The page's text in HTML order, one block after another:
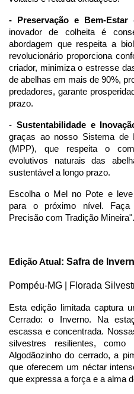
- Preservação e Bem-Estar
inovador de colheita é
abordagem que respeita a
revolucionário proporciona
criador, minimiza o estresse
de abelhas em mais de 90%,
predadores, garante
prazo.
- Sustentabilidade e
graças ao nosso Sistema de
(MPP), que respeita o
evolutivos naturais das
sustentável a longo prazo.
Escolha o Mel no Pote e
para o próximo nível. Faça
Precisão com Tradição Mineira".
Edição Atual : Safra de
Pompéu-MG | Florada
Esta edição limitada captura
Cerrado: o Inverno. Na
escassa e concentrada.
silvestres resilientes,
Algodãozinho do cerrado, a
que oferecem um néctar
que expressa a força e a alma